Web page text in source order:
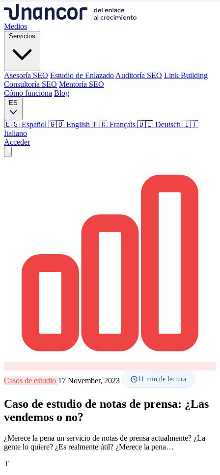
Medios
Servicios
Asesoría SEO Estudio de Enlazado Auditoría SEO Link Building
Consultoría SEO Mentoría SEO
Cómo funciona Blog
ES
🇪🇸 Español 🇬🇧 English 🇫🇷 Français 🇩🇪 Deutsch 🇮🇹
Italiano
Acceder
Mentoría SEO
🇪🇸 ES
🇫🇷 FR
Casos de estudio 17 November, 2023 11 min de lectura
Caso de estudio de notas de prensa: ¿Las
vendemos o no?
¿Merece la pena un servicio de notas de prensa actualmente? ¿La
gente lo quiere? ¿Es realmente útil? ¿Merece la pena…
T